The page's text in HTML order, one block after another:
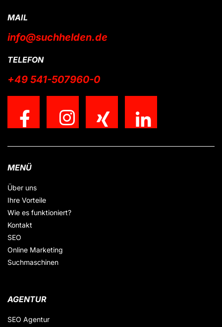
MAIL
info@suchhelden.de
TELEFON
+49 541-507960-0
MENÜ
Über uns
Ihre Vorteile
Wie es funktioniert?
Kontakt
SEO
Online Marketing
Suchmaschinen
AGENTUR
SEO Agentur